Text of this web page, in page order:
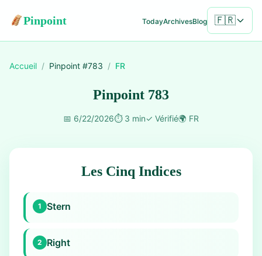
Pinpoint TodayArchivesBlog 🇫🇷
Accueil / Pinpoint #783 / FR
Pinpoint 783
📅 6/22/2026⏱️ 3 min✓ Vérifié🌍 FR
Les Cinq Indices
1 Stern
2 Right